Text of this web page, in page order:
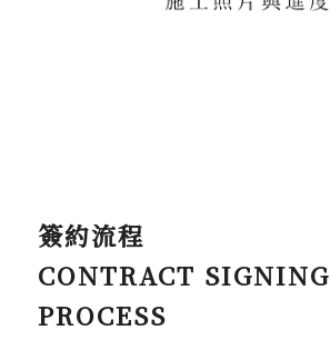
簽約流程
CONTRACT SIGNING
PROCESS